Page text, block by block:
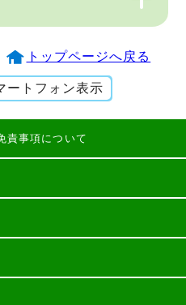
トップページへ戻る
ートフォン表示
責事項について